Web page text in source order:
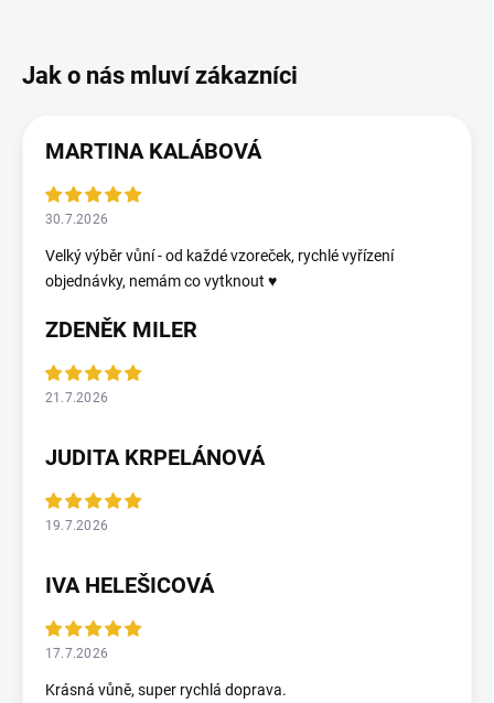
MARTINA KALÁBOVÁ
30.7.2026
Velký výběr vůní - od každé vzoreček, rychlé vyřízení
objednávky, nemám co vytknout ♥️
ZDENĚK MILER
21.7.2026
JUDITA KRPELÁNOVÁ
19.7.2026
IVA HELEŠICOVÁ
17.7.2026
Krásná vůně, super rychlá doprava.